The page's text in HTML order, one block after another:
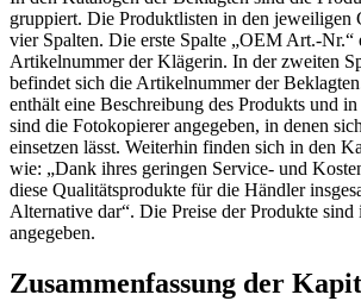
gruppiert. Die Produktlisten in den jeweiligen
vier Spalten. Die erste Spalte „OEM Art.-Nr.“
Artikelnummer der Klägerin. In der zweiten
befindet sich die Artikelnummer der
enthält eine Beschreibung des Produkts und
sind die Fotokopierer angegeben, in denen
einsetzen lässt. Weiterhin finden sich in den
wie: „Dank ihres geringen Service- und
diese Qualitätsprodukte für die Händler
Alternative dar“. Die Preise der Produkte
angegeben.
Zusammenfassung der